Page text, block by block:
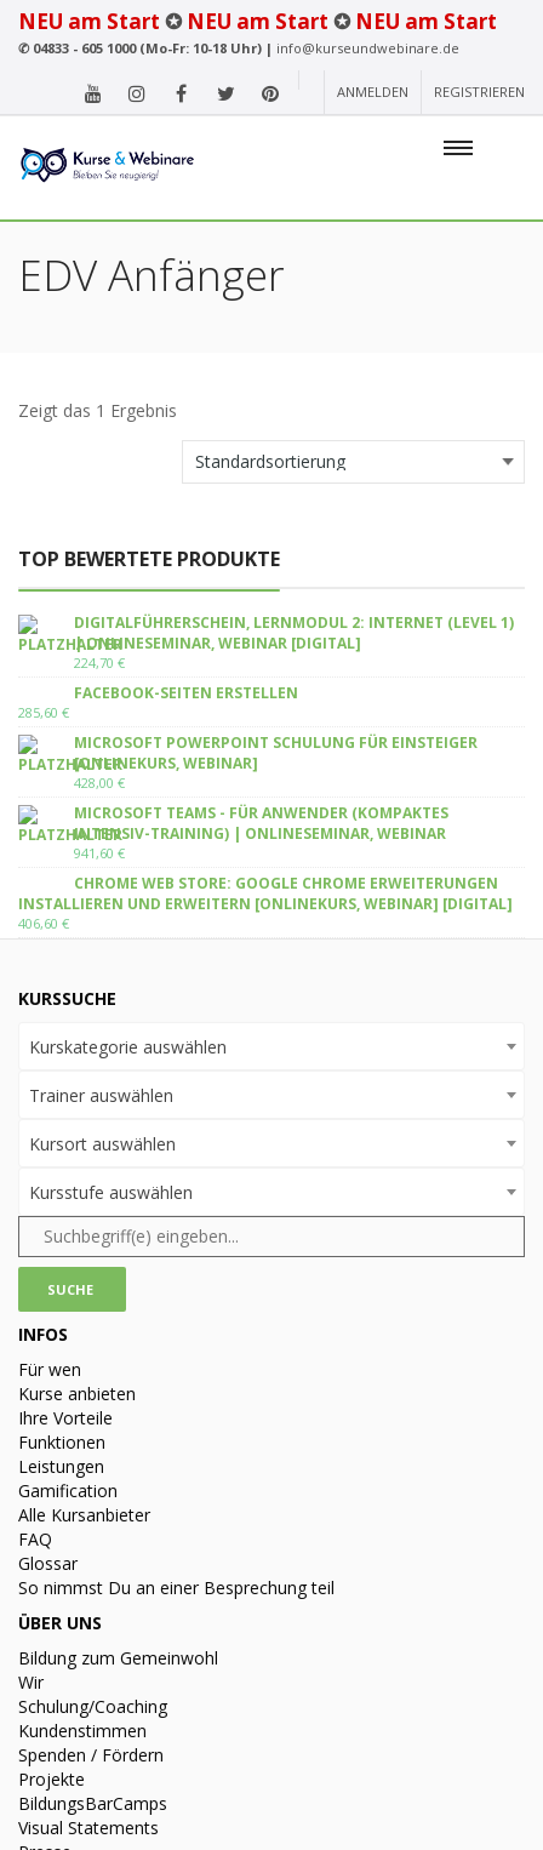
NEU am Start ✪ NEU am Start ✪ NEU am Start
✆04833 - 605 1000 (Mo-Fr: 10-18 Uhr) | info@kurseundwebinare.de
ANMELDEN REGISTRIEREN
EDV Anfänger
Zeigt das 1 Ergebnis
TOP BEWERTETE PRODUKTE
DIGITALFÜHRERSCHEIN, LERNMODUL 2: INTERNET (LEVEL 1)
| ONLINESEMINAR, WEBINAR [DIGITAL]
224,70 €
FACEBOOK-SEITEN ERSTELLEN
285,60 €
MICROSOFT POWERPOINT SCHULUNG FÜR EINSTEIGER
[ONLINEKURS, WEBINAR]
428,00 €
MICROSOFT TEAMS - FÜR ANWENDER (KOMPAKTES
INTENSIV-TRAINING) | ONLINESEMINAR, WEBINAR
941,60 €
CHROME WEB STORE: GOOGLE CHROME ERWEITERUNGEN
INSTALLIEREN UND ERWEITERN [ONLINEKURS, WEBINAR] [DIGITAL]
406,60 €
KURSSUCHE
Kurskategorie auswählen
Trainer auswählen
Kursort auswählen
Kursstufe auswählen
INFOS
Für wen
Kurse anbieten
Ihre Vorteile
Funktionen
Leistungen
Gamification
Alle Kursanbieter
FAQ
Glossar
So nimmst Du an einer Besprechung teil
ÜBER UNS
Bildung zum Gemeinwohl
Wir
Schulung/Coaching
Kundenstimmen
Spenden / Fördern
Projekte
BildungsBarCamps
Visual Statements